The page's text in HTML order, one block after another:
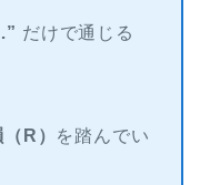
だけで通じる
R） を踏んでい